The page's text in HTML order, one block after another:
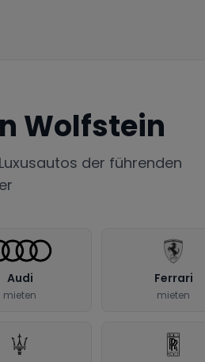
Wolfstein
der führenden
Audi
mieten
Ferrari
mieten